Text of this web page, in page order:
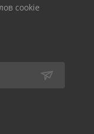
cookie